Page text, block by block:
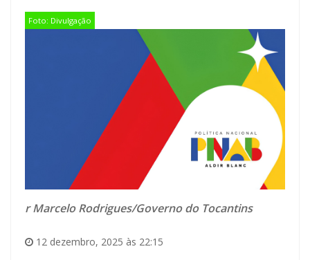
Foto: Divulgação
r Marcelo Rodrigues/Governo do Tocantins
12 dezembro, 2025 às 22:15